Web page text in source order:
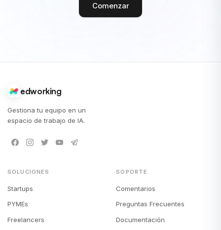
Comenzar
edworking
Gestiona tu equipo en un
espacio de trabajo de IA.
SOLUCIONES
Startups
PYMEs
Freelancers
SOPORTE
Comentarios
Preguntas Frecuentes
Documentación